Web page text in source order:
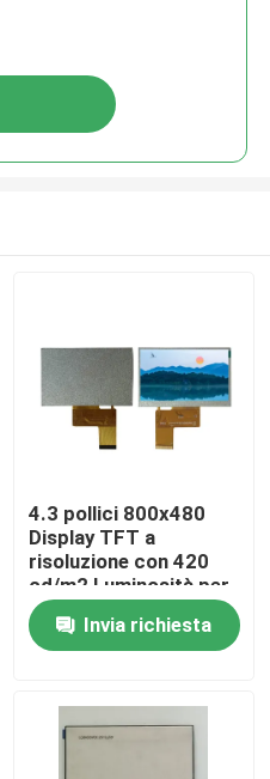
4.3 pollici 800x480
Display TFT a
risoluzione con 420
cd/m2 Luminosità per
controllo industriale
Invia richiesta